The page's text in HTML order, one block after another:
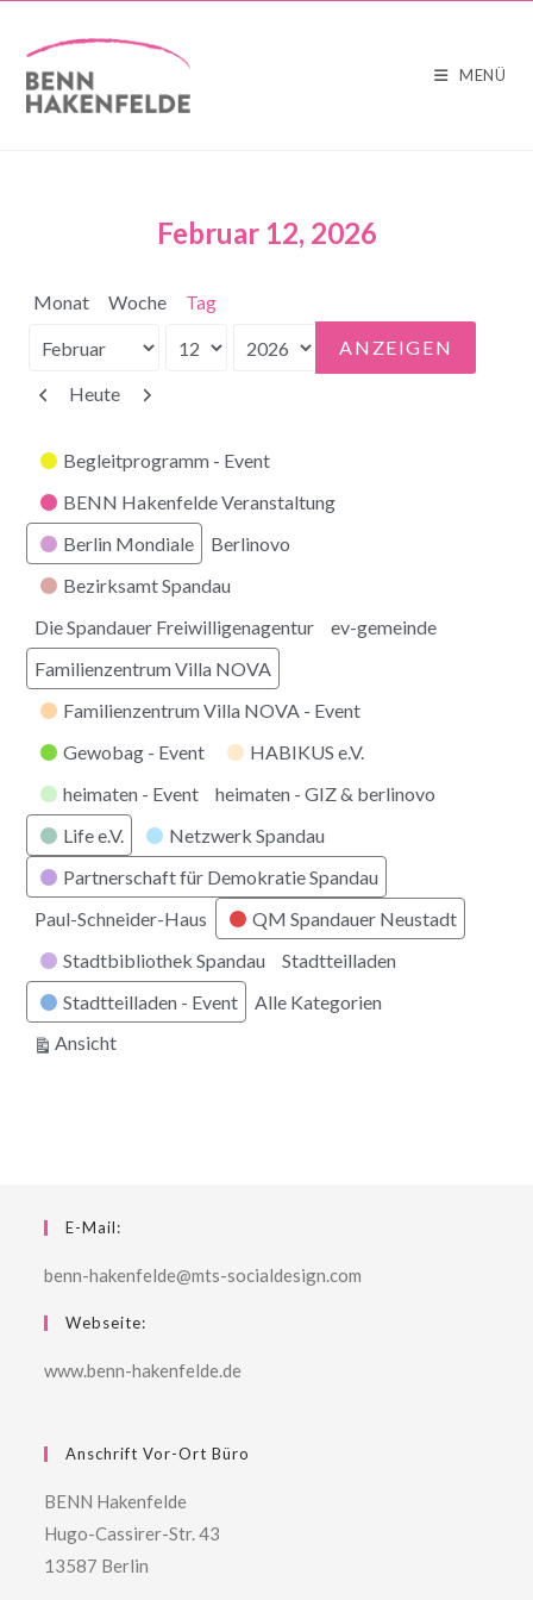
MENÜ
Februar 12, 2026
Monat Woche Tag
Monat
Tag
Jahr
Zurück
Heute Weiter
Kategorien
Begleitprogramm - Event
BENN Hakenfelde Veranstaltung
Berlin Mondiale
Berlinovo
Bezirksamt Spandau
Die Spandauer Freiwilligenagentur
ev-gemeinde
Familienzentrum Villa NOVA
Familienzentrum Villa NOVA - Event
Gewobag - Event
HABIKUS e.V.
heimaten - Event
heimaten - GIZ & berlinovo
Life e.V.
Netzwerk Spandau
Partnerschaft für Demokratie Spandau
Paul-Schneider-Haus
QM Spandauer Neustadt
Stadtbibliothek Spandau
Stadtteilladen
Stadtteilladen - Event
Alle Kategorien
Ansichtausdrucken
E-Mail:
benn-hakenfelde@mts-socialdesign.com
Webseite:
www.benn-hakenfelde.de
Anschrift Vor-Ort Büro
BENN Hakenfelde
Hugo-Cassirer-Str. 43
13587 Berlin